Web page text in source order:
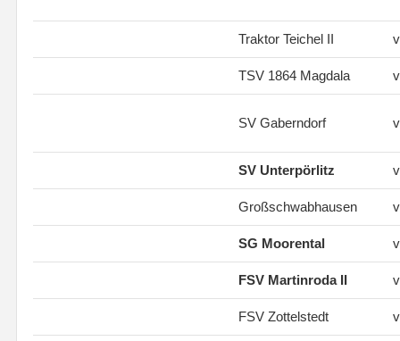
Traktor Teichel II
TSV 1864 Magdala
SV Gaberndorf
SV Unterpörlitz
Großschwabhausen
SG Moorental
FSV Martinroda II
FSV Zottelstedt